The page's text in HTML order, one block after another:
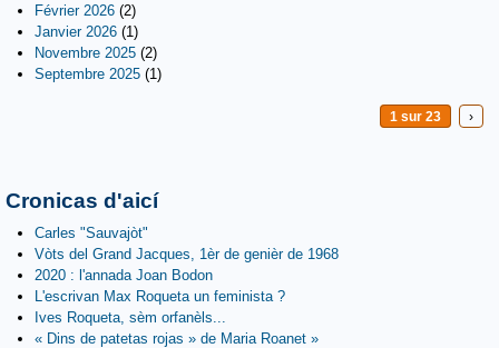
Février 2026 (2)
Janvier 2026 (1)
Novembre 2025 (2)
Septembre 2025 (1)
1 sur 23 ›
Cronicas d'aicí
Carles "Sauvajòt"
Vòts del Grand Jacques, 1èr de genièr de 1968
2020 : l'annada Joan Bodon
L'escrivan Max Roqueta un feminista ?
Ives Roqueta, sèm orfanèls...
« Dins de patetas rojas » de Maria Roanet »